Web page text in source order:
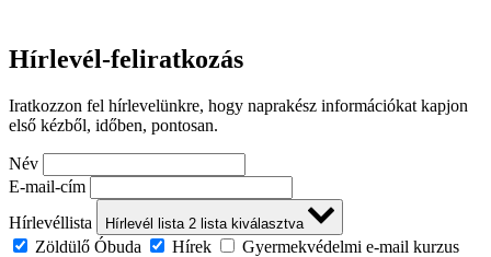
Hírlevél-feliratkozás
Iratkozzon fel hírlevelünkre, hogy naprakész információkat kapjon
első kézből, időben, pontosan.
Név
E-mail-cím
Hírlevéllista
Hírlevél lista 2 lista kiválasztva
Zöldülő Óbuda Hírek
Gyermekvédelmi e-mail kurzus